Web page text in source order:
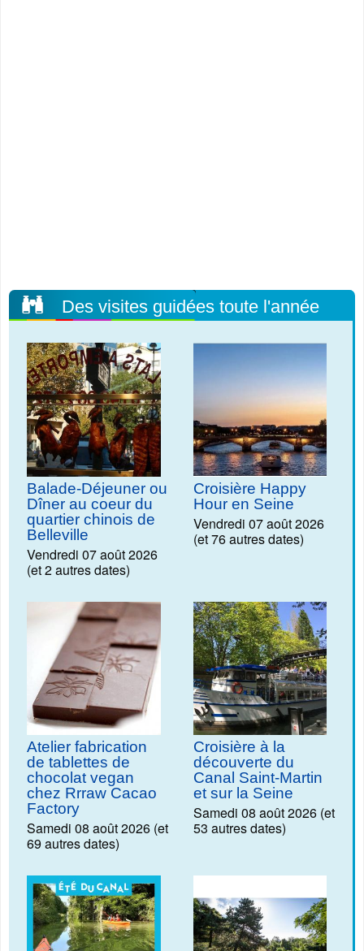
Des visites guidées toute l'année
Balade-Déjeuner ou
Dîner au coeur du
quartier chinois de
Belleville
Vendredi 07 août 2026
(et 2 autres dates)
Croisière Happy
Hour en Seine
Vendredi 07 août 2026
(et 76 autres dates)
Atelier fabrication
de tablettes de
chocolat vegan
chez Rrraw Cacao
Factory
Samedi 08 août 2026 (et
69 autres dates)
Croisière à la
découverte du
Canal Saint-Martin
et sur la Seine
Samedi 08 août 2026 (et
53 autres dates)